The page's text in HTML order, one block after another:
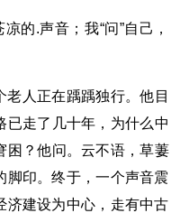
的.声音；我“问”自己，
人正在踽踽独行。他目
已走了几十年，为什么中
困？他问。云不语，草萋
印。终于，一个声音震
建设为中心，走有中古